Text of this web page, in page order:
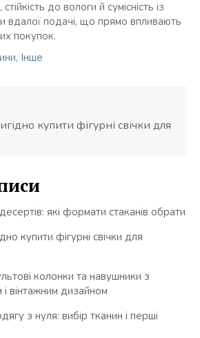
до вологи й сумісність із
вдалої подачі, що прямо впливають
покупок.
, Інше
купити фігурні свічки для
які формати стаканів обрати
купити фігурні свічки для
колонки та навушники з
вінтажним дизайном
з нуля: вибір тканин і перші